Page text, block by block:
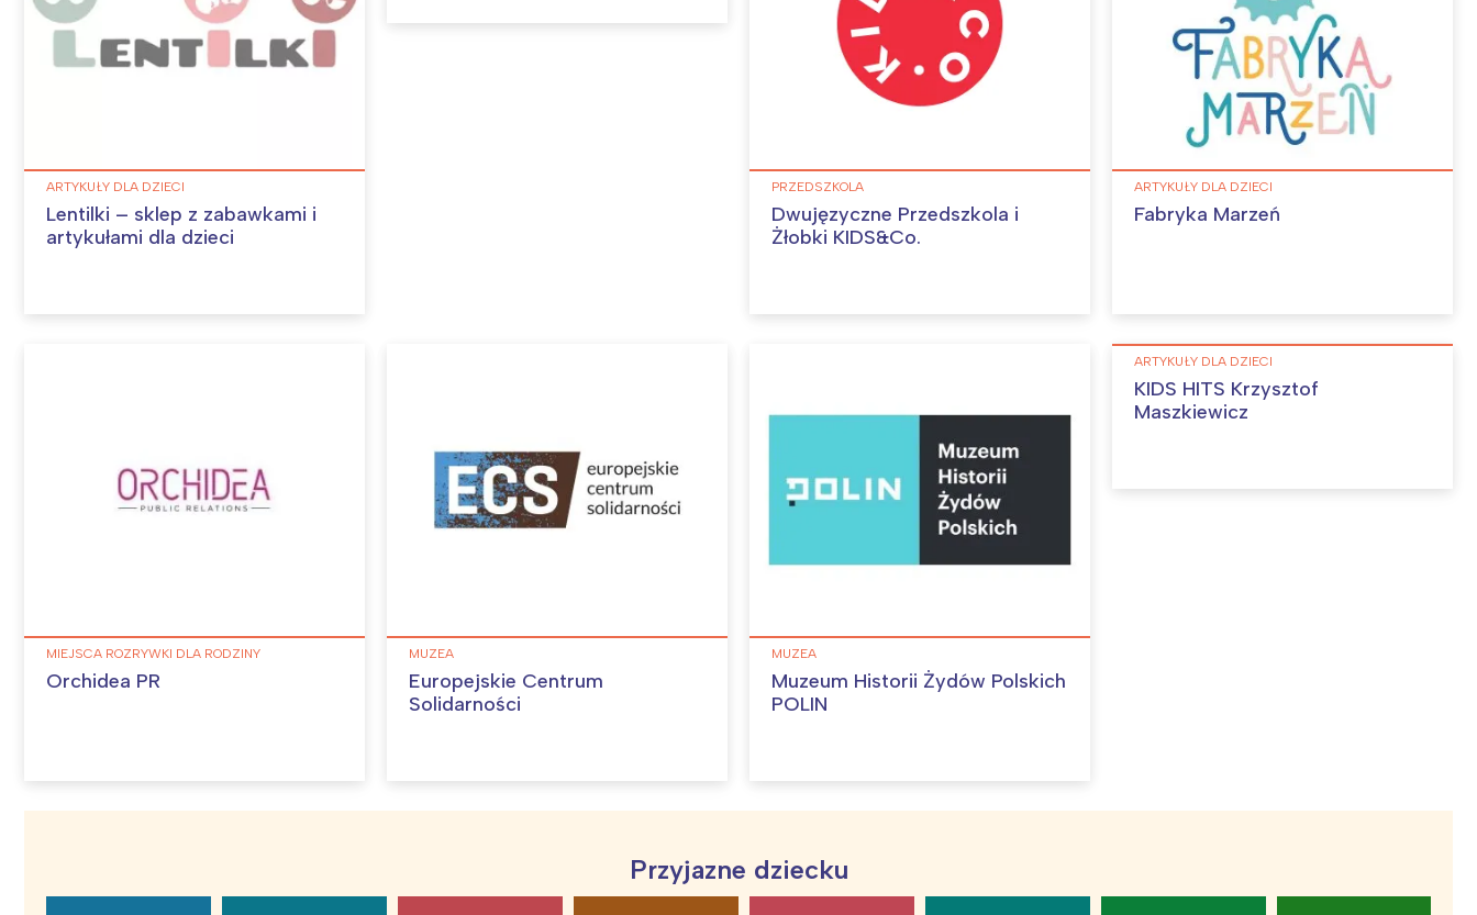
ARTYKUŁY DLA DZIECI
Lentilki – sklep z zabawkami i
artykułami dla dzieci
PRZEDSZKOLA
Dwujęzyczne Przedszkola i
Żłobki KIDS&Co.
ARTYKUŁY DLA DZIECI
Fabryka Marzeń
MIEJSCA ROZRYWKI DLA RODZINY
Orchidea PR
MUZEA
Europejskie Centrum
Solidarności
MUZEA
Muzeum Historii Żydów Polskich
POLIN
ARTYKUŁY DLA DZIECI
KIDS HITS Krzysztof
Maszkiewicz
Przyjazne dziecku
Poznań
Wrocław
Południe
Wszystkie